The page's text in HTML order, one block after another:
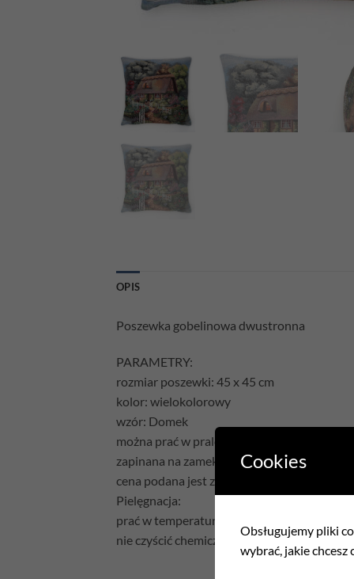
OPIS
Poszewka gobelinowa dwustronna
PARAMETRY:
rozmiar poszewki: 45 x 45 cm
kolor: wielokolorowy
wzór: Domek
można prać w pralce
zapinana na zamek błyskawiczny
cena podana jest za samą poszewkę bez
Pielęgnacja:
prać w temperaturze 30°C
nie czyścić chemicznie
Cookies
Obsługujemy pliki
wybrać, jakie chcesz